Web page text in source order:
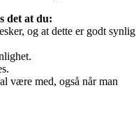
det at du:
og at dette er godt
være med, også når man